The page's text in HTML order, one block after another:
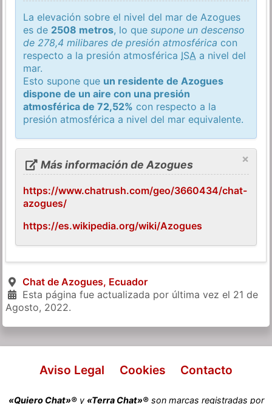
La elevación sobre el nivel del mar de Azogues
es de 2508 metros, lo quesupone un descenso
de 278,4 milibares de presión atmosférica con
respecto a la presión atmosférica ISA a nivel del
mar.
Esto supone que un residente de Azogues
dispone de un aire con una presión
atmosférica de 72,52% con respecto a la
presión atmosférica a nivel del mar equivalente.
×
Más información de Azogues
https://www.chatrush.com/geo/3660434/chat-
azogues/
https://es.wikipedia.org/wiki/Azogues
Chat de Azogues, Ecuador
Esta página fue actualizada por última vez el 21 de
Agosto, 2022.
Aviso Legal Cookies Contacto
«Quiero Chat»®y «Terra Chat»®son marcas registradas por